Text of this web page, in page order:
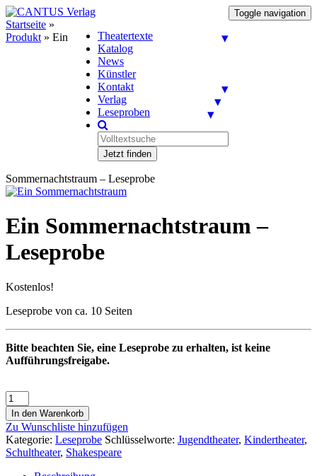
Toggle navigation
Theatertexte
Katalog
News
Künstler
Kontakt
Verlag
Leseproben
Jetzt finden
Startseite »
Produkt » Ein
Sommernachtstraum – Leseprobe
Ein Sommernachtstraum –
Leseprobe
Kostenlos!
Leseprobe von ca. 10 Seiten
Bitte beachten Sie, eine Leseprobe zu erhalten, ist keine
Aufführungsfreigabe.
In den Warenkorb
Zu Wunschliste hinzufügen
Kategorie: Leseprobe Schlüsselworte: Jugendtheater, Kindertheater,
Schultheater, Shakespeare